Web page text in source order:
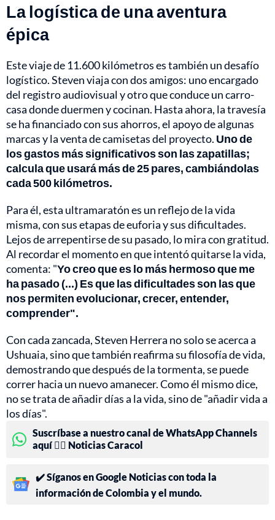
La logística de una aventura
épica
Este viaje de 11.600 kilómetros es también un desafío
logístico. Steven viaja con dos amigos: uno encargado
del registro audiovisual y otro que conduce un carro-
casa donde duermen y cocinan. Hasta ahora, la travesía
se ha financiado con sus ahorros, el apoyo de algunas
marcas y la venta de camisetas del proyecto. Uno de
los gastos más significativos son las zapatillas;
calcula que usará más de 25 pares, cambiándolas
cada 500 kilómetros.
Para él, esta ultramaratón es un reflejo de la vida
misma, con sus etapas de euforia y sus dificultades.
Lejos de arrepentirse de su pasado, lo mira con gratitud.
Al recordar el momento en que intentó quitarse la vida,
comenta: "Yo creo que es lo más hermoso que me
ha pasado (...) Es que las dificultades son las que
nos permiten evolucionar, crecer, entender,
comprender".
Con cada zancada, Steven Herrera no solo se acerca a
Ushuaia, sino que también reafirma su filosofía de vida,
demostrando que después de la tormenta, se puede
correr hacia un nuevo amanecer. Como él mismo dice,
no se trata de añadir días a la vida, sino de "añadir vida a
los días".
Suscríbase a nuestro canal de WhatsApp Channels
aquí 👉🏻 Noticias Caracol
✔️ Síganos en Google Noticias con toda la
información de Colombia y el mundo.